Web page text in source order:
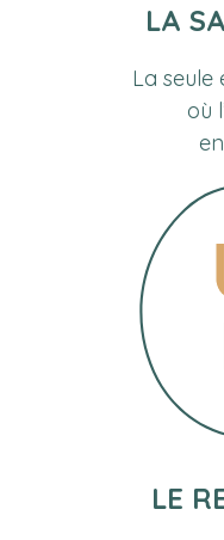
LA
La seule
où
LE